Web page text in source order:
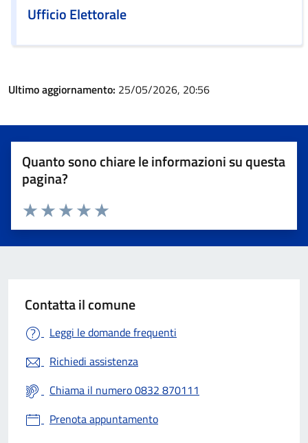
Ufficio Elettorale
Ultimo aggiornamento: 25/05/2026, 20:56
Quanto sono chiare le informazioni su questa
pagina?
Valuta 5 stelle su 5
Valuta 4 stelle su 5
Valuta 3 stelle su 5
Valuta 2 stelle su 5
Valuta 1 stelle su 5
Contatta il comune
Leggi le domande frequenti
Richiedi assistenza
Chiama il numero 0832 870111
Prenota appuntamento